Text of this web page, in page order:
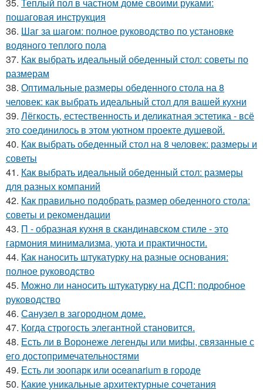
35. Теплый пол в частном доме своими руками:
пошаговая инструкция
36. Шаг за шагом: полное руководство по установке
водяного теплого пола
37. Как выбрать идеальный обеденный стол: советы по
размерам
38. Оптимальные размеры обеденного стола на 8
человек: как выбрать идеальный стол для вашей кухни
39. Лёгкость, естественность и деликатная эстетика - всё
это соединилось в этом уютном проекте душевой.
40. Как выбрать обеденный стол на 8 человек: размеры и
советы
41. Как выбрать идеальный обеденный стол: размеры
для разных компаний
42. Как правильно подобрать размер обеденного стола:
советы и рекомендации
43. П - образная кухня в скандинавском стиле - это
гармония минимализма, уюта и практичности.
44. Как наносить штукатурку на разные основания:
полное руководство
45. Можно ли наносить штукатурку на ДСП: подробное
руководство
46. Санузел в загородном доме.
47. Когда строгость элегантной становится.
48. Есть ли в Воронеже легенды или мифы, связанные с
его достопримечательностями
49. Есть ли зоопарк или oceanarium в городе
50. Какие уникальные архитектурные сочетания